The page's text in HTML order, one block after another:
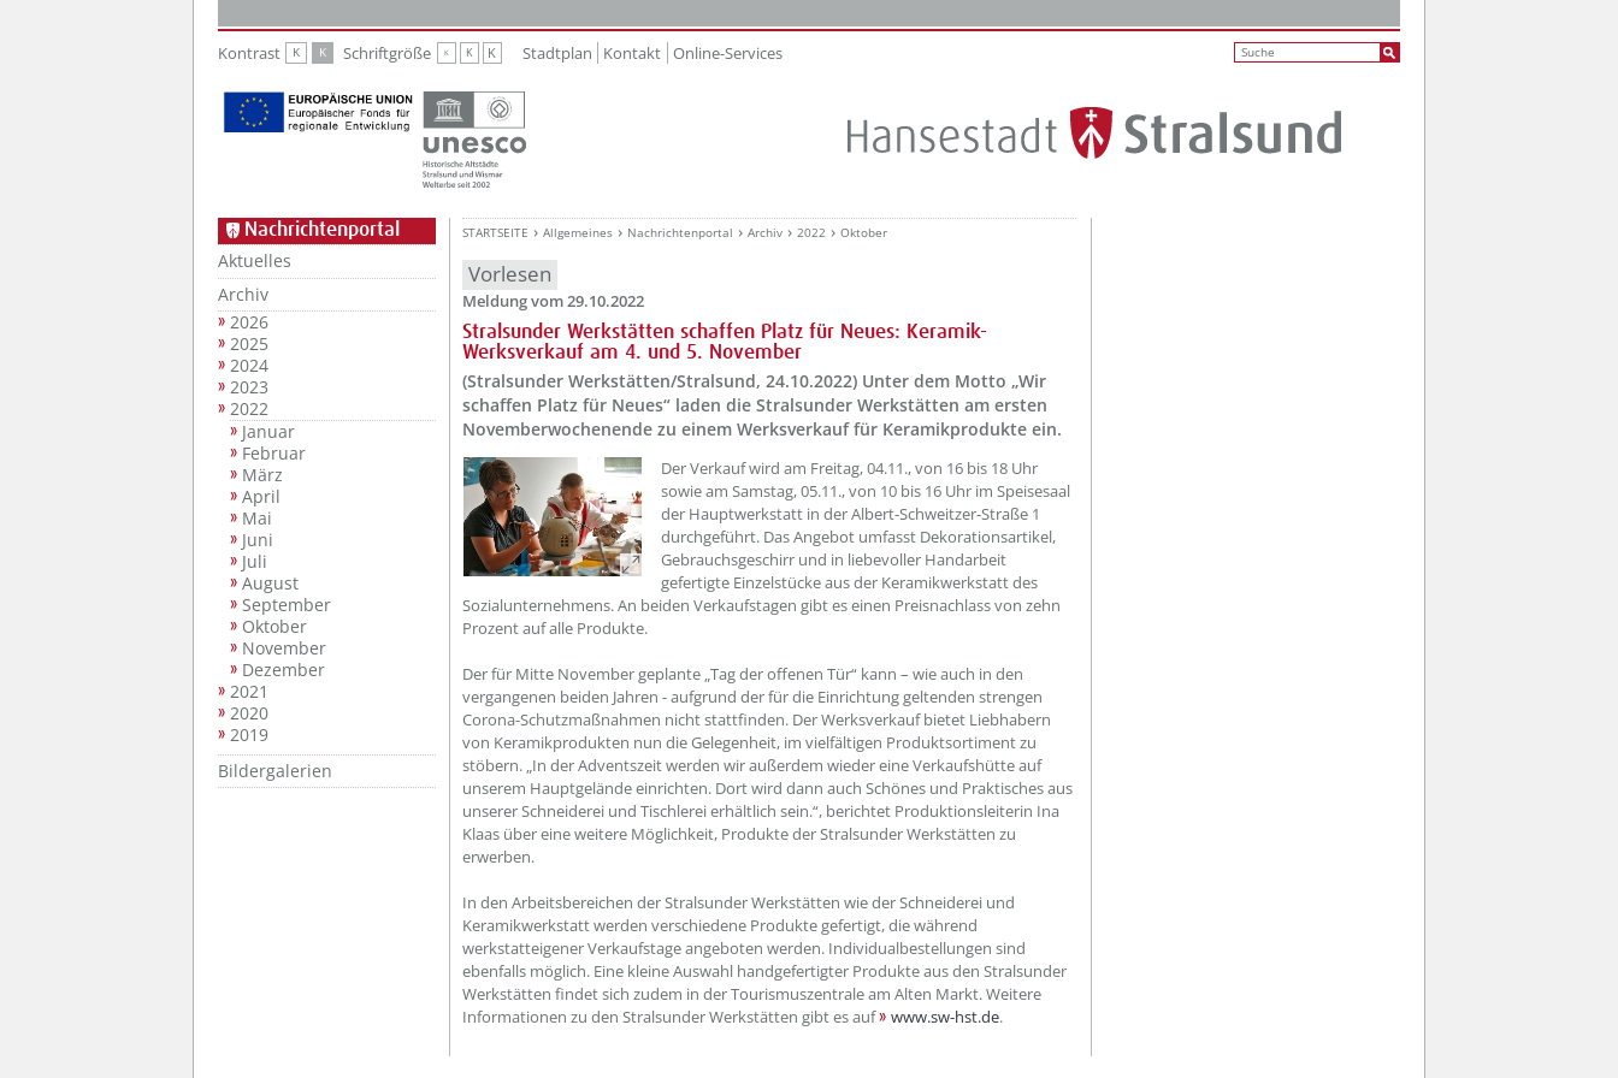
Kontrast K K Schriftgröße K K K Stadtplan Kontakt Online-Services
Nachrichtenportal
Aktuelles
Archiv
2026
2025
2024
2023
2022
Januar
Februar
März
April
Mai
Juni
Juli
August
September
Oktober
November
Dezember
2021
2020
2019
Bildergalerien
STARTSEITE Allgemeines Nachrichtenportal Archiv 2022 Oktober
Vorlesen
Meldung vom 29.10.2022
Stralsunder Werkstätten schaffen Platz für Neues: Keramik-
Werksverkauf am 4. und 5. November
(Stralsunder Werkstätten/Stralsund, 24.10.2022) Unter dem Motto „Wir
schaffen Platz für Neues“ laden die Stralsunder Werkstätten am ersten
Novemberwochenende zu einem Werksverkauf für Keramikprodukte ein.
??? absaetzeOben[1]/titel ???
Der Verkauf wird am Freitag, 04.11., von 16 bis 18 Uhr
sowie am Samstag, 05.11., von 10 bis 16 Uhr im Speisesaal
der Hauptwerkstatt in der Albert-Schweitzer-Straße 1
durchgeführt. Das Angebot umfasst Dekorationsartikel,
Gebrauchsgeschirr und in liebevoller Handarbeit
gefertigte Einzelstücke aus der Keramikwerkstatt des
Sozialunternehmens. An beiden Verkaufstagen gibt es einen Preisnachlass von zehn
Prozent auf alle Produkte.
Der für Mitte November geplante „Tag der offenen Tür“ kann – wie auch in den
vergangenen beiden Jahren - aufgrund der für die Einrichtung geltenden strengen
Corona-Schutzmaßnahmen nicht stattfinden. Der Werksverkauf bietet Liebhabern
von Keramikprodukten nun die Gelegenheit, im vielfältigen Produktsortiment zu
stöbern. „In der Adventszeit werden wir außerdem wieder eine Verkaufshütte auf
unserem Hauptgelände einrichten. Dort wird dann auch Schönes und Praktisches aus
unserer Schneiderei und Tischlerei erhältlich sein.“, berichtet Produktionsleiterin Ina
Klaas über eine weitere Möglichkeit, Produkte der Stralsunder Werkstätten zu
erwerben.
In den Arbeitsbereichen der Stralsunder Werkstätten wie der Schneiderei und
Keramikwerkstatt werden verschiedene Produkte gefertigt, die während
werkstatteigener Verkaufstage angeboten werden. Individualbestellungen sind
ebenfalls möglich. Eine kleine Auswahl handgefertigter Produkte aus den Stralsunder
Werkstätten findet sich zudem in der Tourismuszentrale am Alten Markt. Weitere
Informationen zu den Stralsunder Werkstätten gibt es auf
www.sw-hst.de.